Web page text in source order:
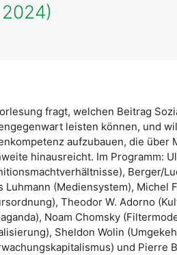
fragt, welchen Beitrag
leisten können, und
aufzubauen, die
hinausreicht. Im Programm:
Berger/
Luhmann (Mediensystem), Michel
Theodor W. Adorno
Noam Chomsky
Sheldon Wolin
und Pierre